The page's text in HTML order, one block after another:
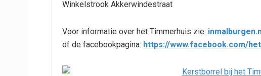
Winkelstrook Akkerwindestraat
Voor informatie over het Timmerhuis zie:
of de facebookpagina: https://www.facebook.com/